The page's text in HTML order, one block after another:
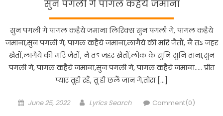
सुन पगली गे पागल कहैये जमाना
सुन पगली गे पागल कहैये जमाना लिरिक्स सुन पगली गे, पागल कहैये
जमाना,सुन पगली गे, पागल कहैये जमाना,लागैये की मरि जैतौं, नै तऽ जहर
खैतौं,लागैये की मरि जैतौं, नै तऽ जहर खैतौं,लोक के सुनि सुनि ताना,सुन
पगली गे, पागल कहैये जमाना,सुन पगली गे, पागल कहैये जमाना….. प्रीत
प्यार तूही रहैं, तू ही छलैं जान गे,तोरा […]
Posted
June 25, 2022 Author
Lyrics Search Comment(0)